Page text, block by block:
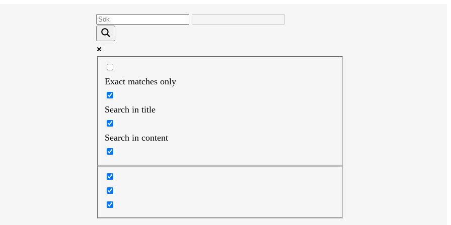
Exact matches only
Search in title
Search in content